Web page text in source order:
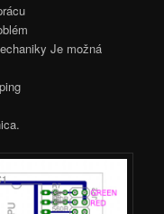
Je možná